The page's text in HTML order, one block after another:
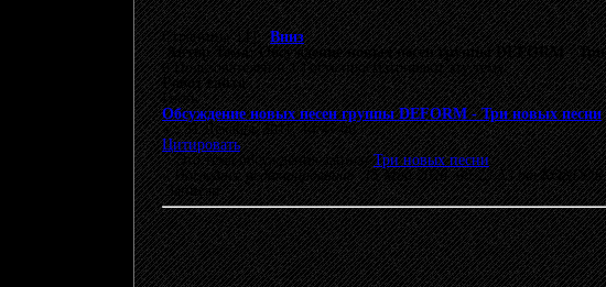
Страницы: [1]Вниз
АвторТема: Обсуждение новых песен группы DEFORM -
0 Пользователей и 1 Гость просматривают эту тему.
Робот сайта
Гость
Обсуждение новых песен группы DEFORM - Три новых песни
«:31 Декабрь 2011, 14:47:06 »
Цитировать
Это тема обсуждения записиТри новых песни.
«Последнее редактирование: 15 Май 2026, 08:23:53 от KONDOR
Записан